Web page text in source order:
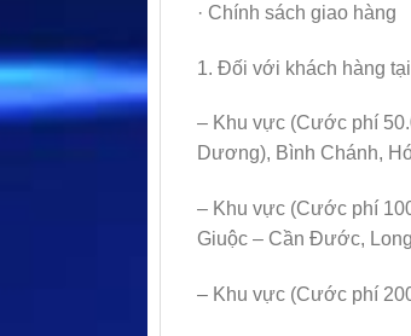
· Chính sách giao hàng
1. Đối với khách hàng
– Khu vực (Cước phí
Dương), Bình Chánh,
– Khu vực (Cước phí
Giuộc – Cần Đước,
– Khu vực (Cước phí